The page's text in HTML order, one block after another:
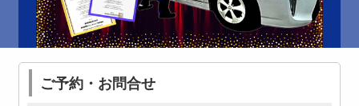
ご予約・お問合せ